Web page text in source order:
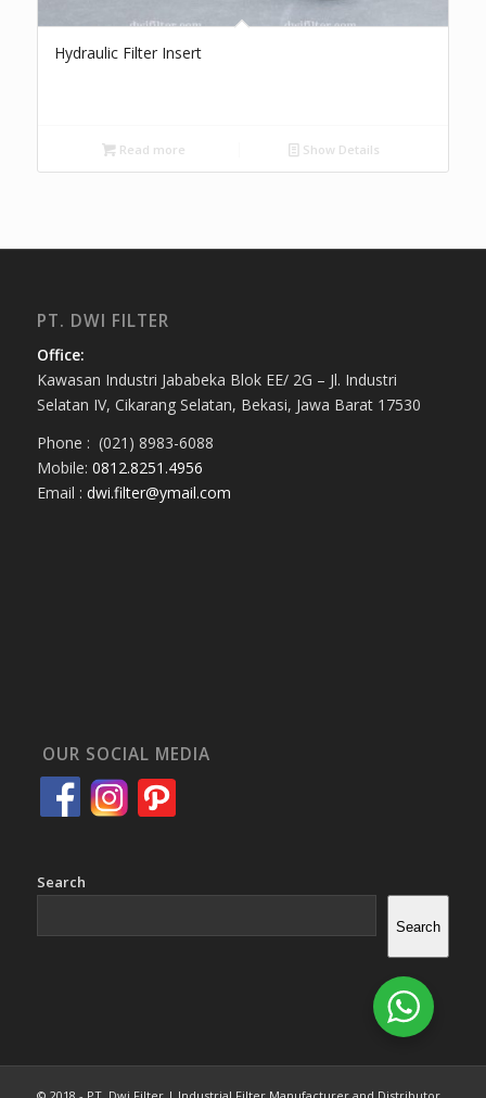
Hydraulic Filter Insert
Read more Show Details
PT. DWI FILTER
Office:
Kawasan Industri Jababeka Blok EE/ 2G – Jl. Industri
Selatan IV, Cikarang Selatan, Bekasi, Jawa Barat 17530
Phone : (021) 8983-6088
Mobile: 0812.8251.4956
Email : dwi.filter@ymail.com
OUR SOCIAL MEDIA
Search
Search